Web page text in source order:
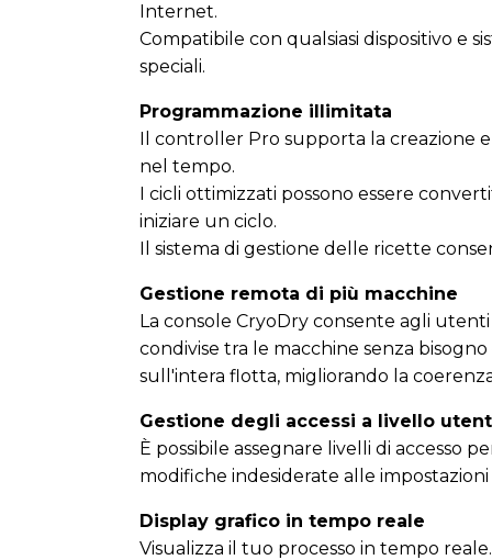
Internet.
Compatibile con qualsiasi dispositivo e
speciali.
Programmazione illimitata
Il controller Pro supporta la creazione
nel tempo.
I cicli ottimizzati possono essere
iniziare un ciclo.
Il sistema di gestione delle ricette
Gestione remota di più macchine
La console CryoDry consente agli
condivise tra le macchine senza
sull'intera flotta, migliorando la
Gestione degli accessi a livello
È possibile assegnare livelli di accesso
modifiche indesiderate alle
Display grafico in tempo reale
Visualizza il tuo processo in tempo